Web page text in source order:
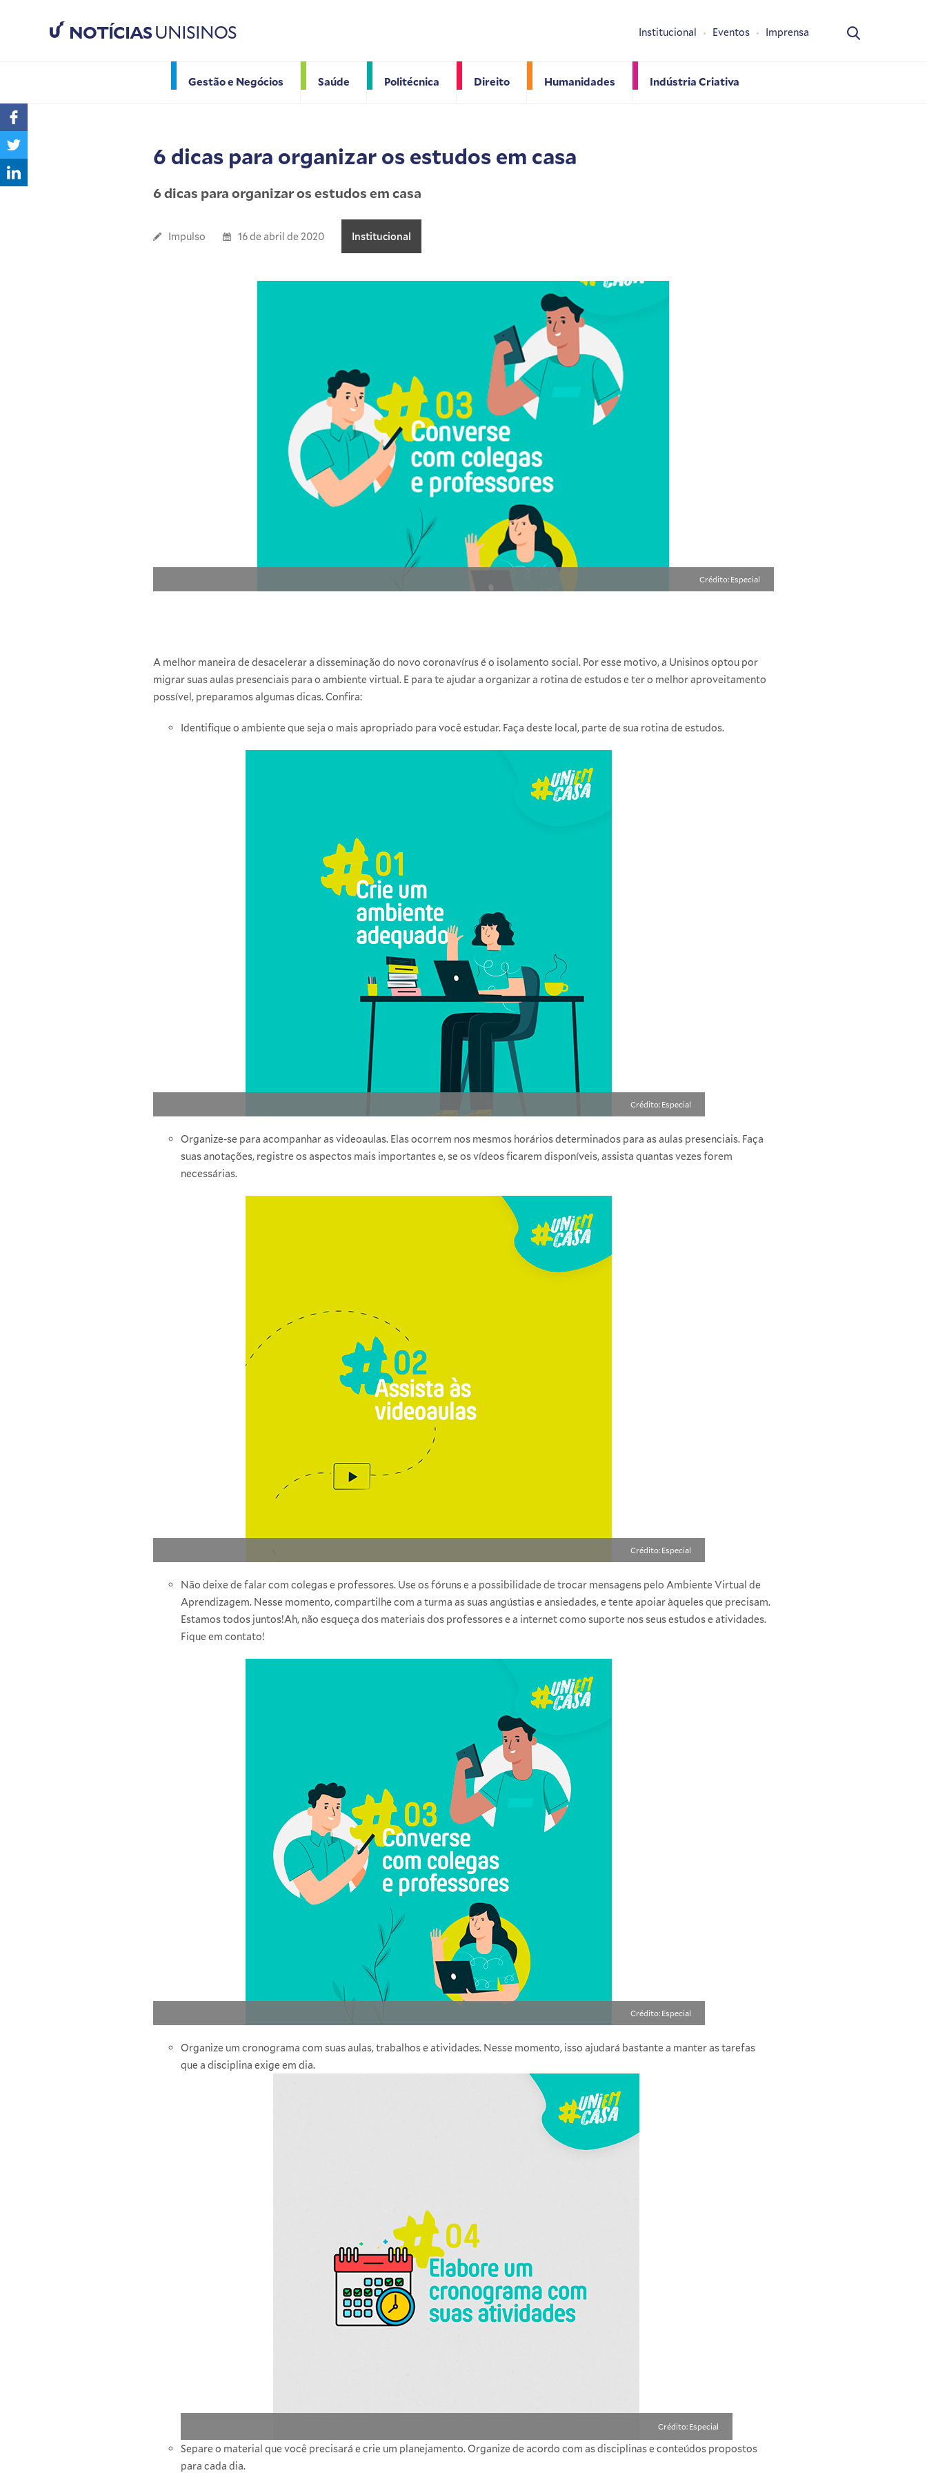
NOTÍCIASUNISINOS
Gestão e Negócios Saúde Politécnica Direito Humanidades Indústria Criativa
Institucional Eventos Imprensa
6 dicas para organizar os estudos em casa
6 dicas para organizar os estudos em casa
Impulso 16 de abril de 2020 Institucional
Crédito: Especial
A melhor maneira de desacelerar a disseminação do novo coronavírus é o isolamento social. Por esse motivo, a Unisinos optou por
migrar suas aulas presenciais para o ambiente virtual. E para te ajudar a organizar a rotina de estudos e ter o melhor aproveitamento
possível, preparamos algumas dicas. Confira:
Identifique o ambiente que seja o mais apropriado para você estudar. Faça deste local, parte de sua rotina de estudos.
Crédito: Especial
Organize-se para acompanhar as videoaulas. Elas ocorrem nos mesmos horários determinados para as aulas presenciais. Faça
suas anotações, registre os aspectos mais importantes e, se os vídeos ficarem disponíveis, assista quantas vezes forem
necessárias.
Crédito: Especial
Não deixe de falar com colegas e professores. Use os fóruns e a possibilidade de trocar mensagens pelo Ambiente Virtual de
Aprendizagem. Nesse momento, compartilhe com a turma as suas angústias e ansiedades, e tente apoiar àqueles que precisam.
Estamos todos juntos!Ah, não esqueça dos materiais dos professores e a internet como suporte nos seus estudos e atividades.
Fique em contato!
Crédito: Especial
Organize um cronograma com suas aulas, trabalhos e atividades. Nesse momento, isso ajudará bastante a manter as tarefas
que a disciplina exige em dia.
Crédito: Especial
Separe o material que você precisará e crie um planejamento. Organize de acordo com as disciplinas e conteúdos propostos
para cada dia.